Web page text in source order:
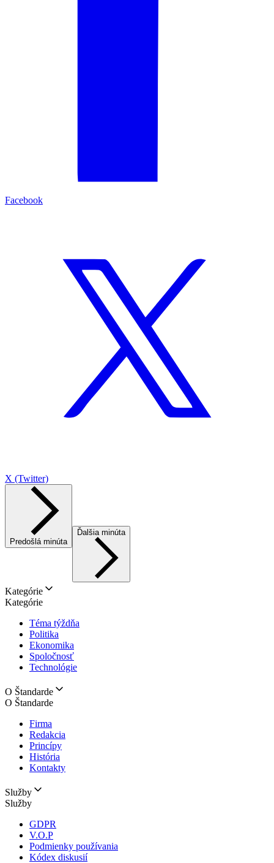
Facebook
X (Twitter)
Predošlá minúta
Ďalšia minúta
Kategórie
Kategórie
Téma týždňa
Politika
Ekonomika
Spoločnosť
Technológie
O Štandarde
O Štandarde
Firma
Redakcia
Princípy
História
Kontakty
Služby
Služby
GDPR
V.O.P
Podmienky používania
Kódex diskusií